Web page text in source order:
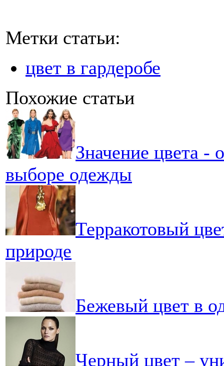
Метки статьи:
цвет в гардеробе
Похожие статьи
Значение цвета -
выборе одежды
Терракотовый
природе
Бежевый цвет в
Черный цвет –